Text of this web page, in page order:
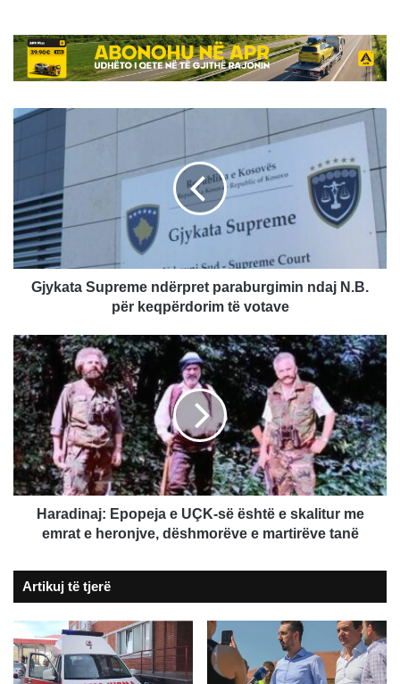
Gjykata
N.B.
për
keqpërdorim
të
votave
Gjykata Supreme ndërpret paraburgimin ndaj N.B.
për keqpërdorim të votave
Haradinaj:
Epopeja
e
UÇK-
së
është
e
skalitur
me
emrat
dëshmorëve
martirëve
tanë
Haradinaj: Epopeja e UÇK-së është e skalitur me
emrat e heronjve, dëshmorëve e martirëve tanë
Artikuj të tjerë